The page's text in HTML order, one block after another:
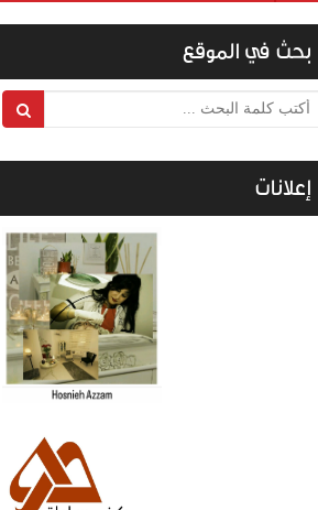
بحث في الموقع
أكتب كلمة البحث ...
إعلانات